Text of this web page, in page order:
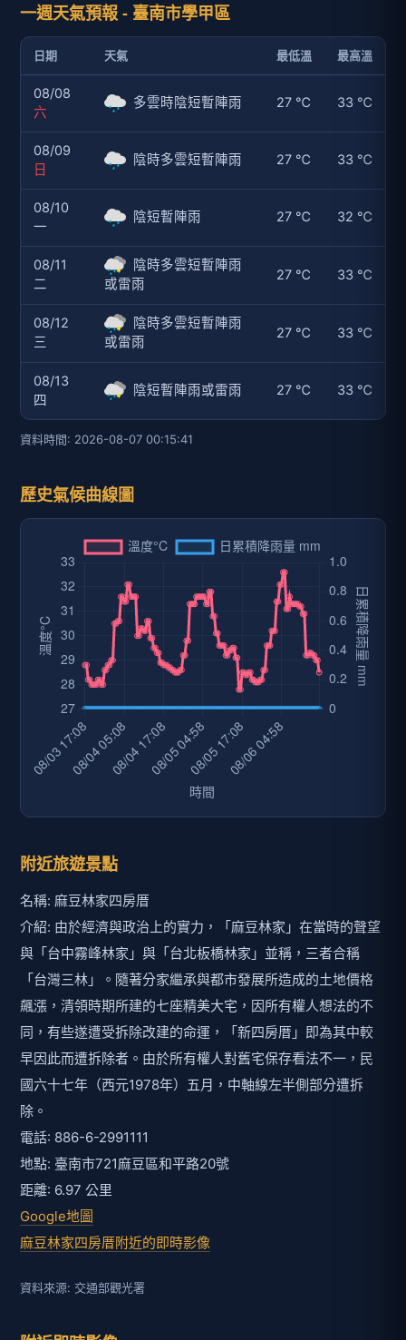
一週天氣預報 - 臺南市學甲區
日期 天氣 最低溫 最高溫
08/08
六
多雲時陰短暫陣雨 27 ℃ 33 ℃
08/09
日
陰時多雲短暫陣雨 27 ℃ 33 ℃
08/10
一
陰短暫陣雨 27 ℃ 32 ℃
08/11
二
陰時多雲短暫陣雨
或雷雨
27 ℃ 33 ℃
08/12
三
陰時多雲短暫陣雨
或雷雨
27 ℃ 33 ℃
08/13
四
陰短暫陣雨或雷雨 27 ℃ 33 ℃
資料時間: 2026-08-07 00:15:41
歷史氣候曲線圖
附近旅遊景點
名稱: 麻豆林家四房厝
介紹: 由於經濟與政治上的實力，「麻豆林家」在當時的聲望
與「台中霧峰林家」與「台北板橋林家」並稱，三者合稱
「台灣三林」。隨著分家繼承與都市發展所造成的土地價格
飆漲，清領時期所建的七座精美大宅，因所有權人想法的不
同，有些遂遭受拆除改建的命運，「新四房厝」即為其中較
早因此而遭拆除者。由於所有權人對舊宅保存看法不一，民
國六十七年（西元1978年）五月，中軸線左半側部分遭拆
除。
電話: 886-6-2991111
地點: 臺南市721麻豆區和平路20號
距離: 6.97 公里
Google地圖
麻豆林家四房厝附近的即時影像
資料來源: 交通部觀光署